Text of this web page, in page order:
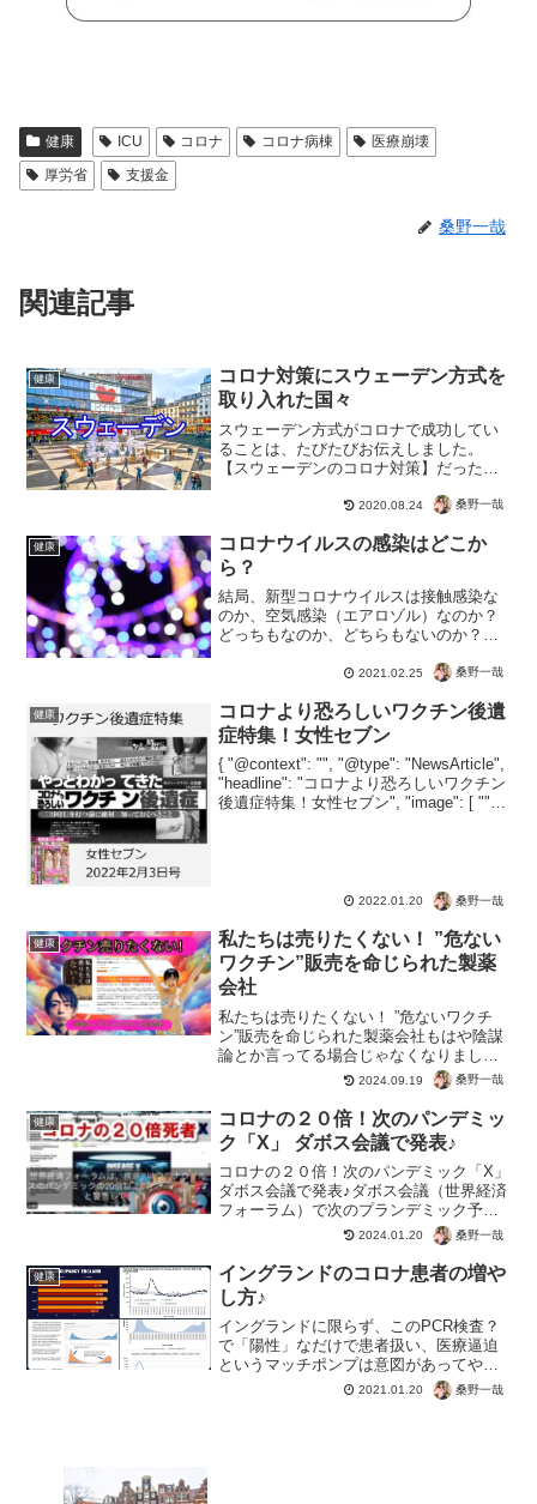
健康 ICU コロナ コロナ病棟
医療崩壊
厚労省
支援金
桑野一哉
関連記事
健康
コロナ対策にスウェーデン方式を
取り入れた国々
スウェーデン方式がコロナで成功してい
ることは、たびたびお伝えしました。
【スウェーデンのコロナ対策】だったら
きますよね。その国々がこちら フランス
ィンランド１００％...
2020.08.24 桑野一哉
健康
コロナウイルスの感染はどこか
ら？
結局、新型コロナウイルスは接触感染な
のか、空気感染（エアロゾル）なのか？
どっちもなのか、どちらもないのか？
消毒やってるでしょ？でも日本では感染
ない？FDA(食品医薬...
2021.02.25 桑野一哉
健康
コロナより恐ろしいワクチン後遺
症特集！女性セブン
{ "@context": "", "@type": "NewsArticle",
"headline": "コロナより恐ろしいワクチン
後遺症特集！女性セブン", "image": [ "" ],
2022.01.20 桑野一哉
健康
私たちは売りたくない！ ”危ない
ワクチン”販売を命じられた製薬
会社
私たちは売りたくない！ ”危ないワクチ
ン”販売を命じられた製薬会社もはや陰謀
論とか言ってる場合じゃなくなりました
ね。Meiji Seika ファルマ株式会社の現役
社員って・・・「私たちは売りたくな
い！ ”危ないワクチン”販売を命じられた
製薬...
2024.09.19 桑野一哉
健康
コロナの２０倍！次のパンデミッ
ク「X」 ダボス会議で発表♪
コロナの２０倍！次のパンデミック「X」
ダボス会議で発表♪ダボス会議（世界経済
フォーラム）で次のプランデミック予
告。人工ウイルス的な生物兵器コロナの
次は「X」。次のパンデミックに備えると
して、死者は２０倍と予告。パンデミッ
ク条約の締結に合わ...
2024.01.20 桑野一哉
健康
イングランドのコロナ患者の増や
し方♪
イングランドに限らず、このPCR検査？
で「陽性」なだけで患者扱い、医療逼迫
というマッチポンプは意図があってやっ
てるんでしょうね。ただただテレビを見
てるだけだと、絶望的になったりしない
2021.01.20 桑野一哉